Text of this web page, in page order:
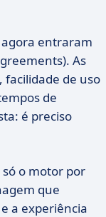
entraram
As
facilidade de uso
de
é preciso
só o motor por
que
a experiência